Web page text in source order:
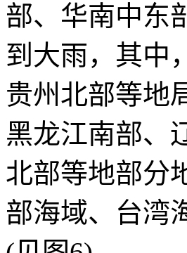
部、华南中东
到大雨，其中
贵州北部等地
黑龙江南部、
北部等地部分
部海域、台湾